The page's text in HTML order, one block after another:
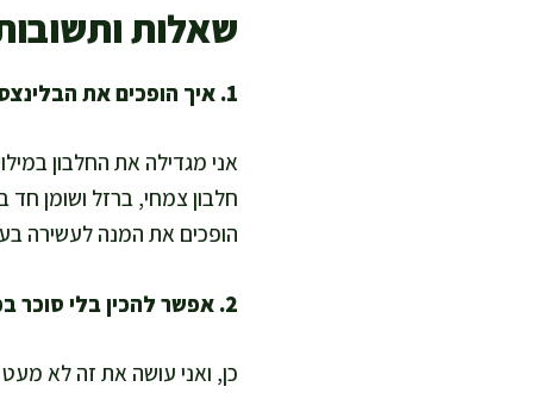
שאלות
1. איך הופכים את הבלינצס למזין יותר בלי לפגוע בטעם?
הופכים את המנה לעשירה
2. אפשר להכין בלי סוכר בכלל ועדיין לקבל בלינצס טעימים?
כן, ואני עושה את זה לא